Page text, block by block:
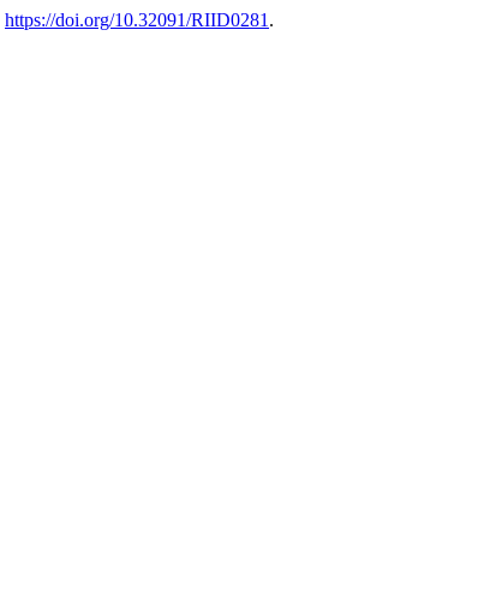
https://doi.org/10.32091/RIID0281 .